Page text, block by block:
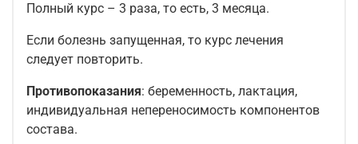
Полный курс – 3 раза, то есть, 3 месяца.
Если болезнь запущенная, то курс лечения
следует повторить.
Противопоказания: беременность, лактация,
индивидуальная непереносимость компонентов
состава.